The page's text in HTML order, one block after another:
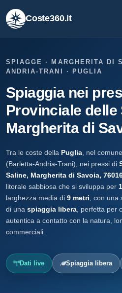
Coste360.it
SPIAGGE · MARGHERITA DI
ANDRIA-TRANI · PUGLIA
Spiaggia nei
Provinciale delle
Margherita di
Tra le coste della Puglia , nel
(Barletta-Andria-Trani), nei pressi di
Saline, Margherita di Savoia,
litorale sabbiosa che si sviluppa per
larghezza media di 9 metri , con
di una spiaggia libera , perfetta per
autentica a contatto con la natura,
commerciali.
Dati live Spiaggia libera